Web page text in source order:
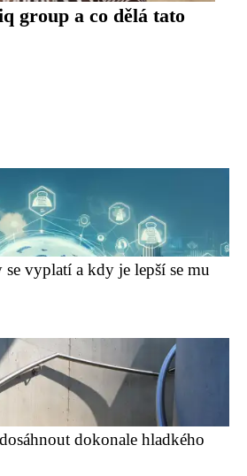
group a co dělá tato
vyplatí a kdy je lepší se mu
dokonale hladkého